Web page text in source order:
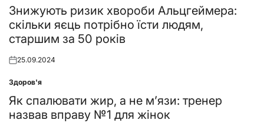
in
Знижують ризик хвороби Альцгеймера:
скільки яєць потрібно їсти людям,
старшим за 50 років
Posted
25.09.2024
Posted
in
Здоров'я
Як спалювати жир, а не м’язи: тренер
назвав вправу №1 для жінок